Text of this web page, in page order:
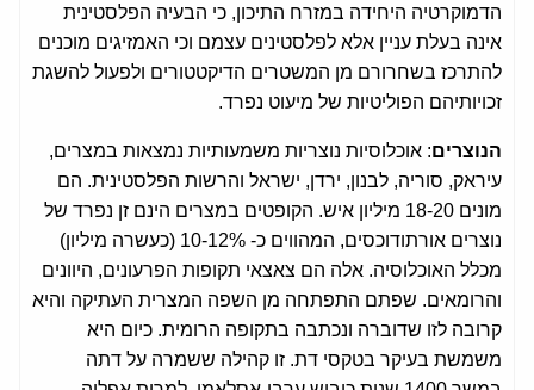
הדמוקרטיה היחידה במזרח התיכון, כי הבעיה הפלסטינית
אינה בעלת עניין אלא לפלסטינים עצמם וכי האמזיגים מוכנים
להתרכז בשחרורם מן המשטרים הדיקטטורים ולפעול להשגת
זכויותיהם הפוליטיות של מיעוט נפרד.
הנוצרים: אוכלוסיות נוצריות משמעותיות נמצאות במצרים,
עיראק, סוריה, לבנון, ירדן, ישראל והרשות הפלסטינית. הם
מונים 18-20 מיליון איש. הקופטים במצרים הינם זן נפרד של
נוצרים אורתודוכסים, המהווים כ- 10-12% (כעשרה מיליון)
מכלל האוכלוסיה. אלה הם צאצאי תקופות הפרעונים, היוונים
והרומאים. שפתם התפתחה מן השפה המצרית העתיקה והיא
קרובה לזו שדוברה ונכתבה בתקופה הרומית. כיום היא
משמשת בעיקר בטקסי דת. זו קהילה ששמרה על דתה